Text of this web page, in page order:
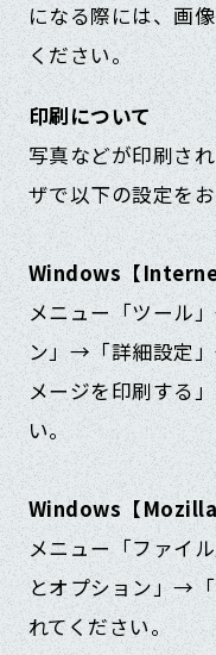
になる際には、画
ください。
印刷について
写真などが印刷さ
ザで以下の設定を
Windows【
メニュー「ツール
ン」→「詳細設定
メージを印刷する
い。
Windows【
メニュー「ファイ
とオプション」→
れてください。